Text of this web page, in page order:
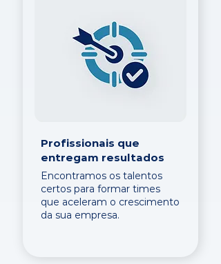
Profissionais que
entregam resultados
Encontramos os talentos
certos para formar times
que aceleram o crescimento
da sua empresa.